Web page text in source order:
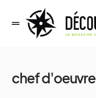
chef d'oeuvre